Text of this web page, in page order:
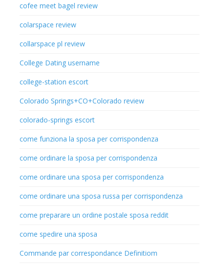
cofee meet bagel review
colarspace review
collarspace pl review
College Dating username
college-station escort
Colorado Springs+CO+Colorado review
colorado-springs escort
come funziona la sposa per corrispondenza
come ordinare la sposa per corrispondenza
come ordinare una sposa per corrispondenza
come ordinare una sposa russa per corrispondenza
come preparare un ordine postale sposa reddit
come spedire una sposa
Commande par correspondance Definitiom